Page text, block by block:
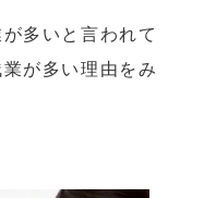
多いと言われて
が多い理由をみ